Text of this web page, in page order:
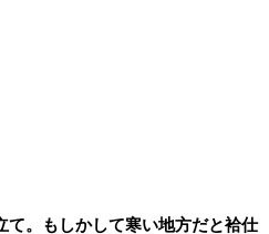
て。もしかして寒い地方だと袷仕